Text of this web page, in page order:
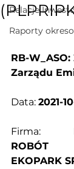
Relacje
Raporty
RB-
Zarządu
Data: 2021-
Firma:
ROBÓT
EKOPARK